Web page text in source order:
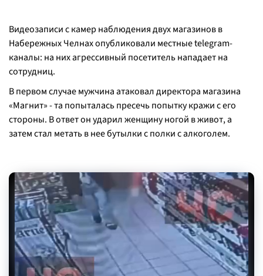
Видеозаписи с камер наблюдения двух магазинов в
Набережных Челнах опубликовали местные telegram-
каналы: на них агрессивный посетитель нападает на
сотрудниц.
В первом случае мужчина атаковал директора магазина
«Магнит» - та попыталась пресечь попытку кражи с его
стороны. В ответ он ударил женщину ногой в живот, а
затем стал метать в нее бутылки с полки с алкоголем.